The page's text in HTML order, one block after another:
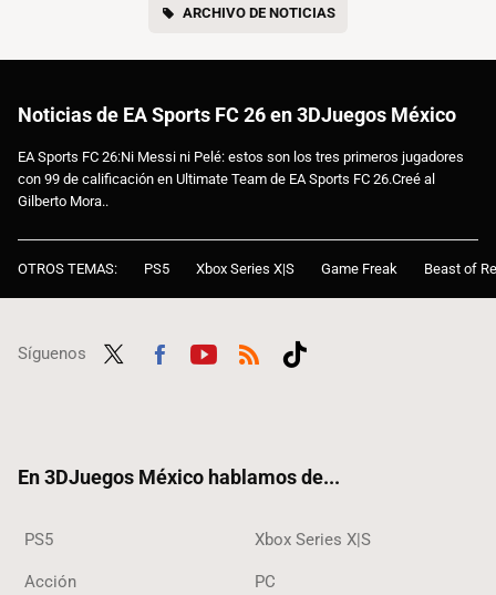
ARCHIVO DE NOTICIAS
Noticias de EA Sports FC 26 en 3DJuegos México
EA Sports FC 26:Ni Messi ni Pelé: estos son los tres primeros jugadores
con 99 de calificación en Ultimate Team de EA Sports FC 26.Creé al
Gilberto Mora..
OTROS TEMAS: PS5 Xbox Series X|S Game Freak Beast of
Síguenos
En 3DJuegos México hablamos de...
PS5 Xbox Series X|S
Acción PC